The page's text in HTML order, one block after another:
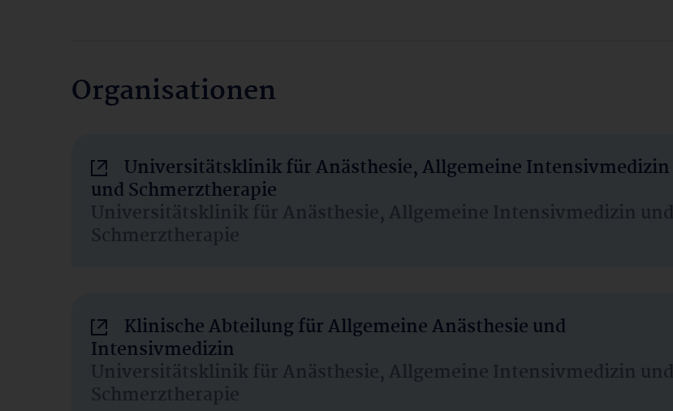
Organisationen
Universitätsklinik für Anästhesie, Allgemeine Intensivmedizin
und Schmerztherapie
Universitätsklinik für Anästhesie, Allgemeine Intensivmedizin und
Schmerztherapie
Klinische Abteilung für Allgemeine Anästhesie und
Intensivmedizin
Universitätsklinik für Anästhesie, Allgemeine Intensivmedizin und
Schmerztherapie